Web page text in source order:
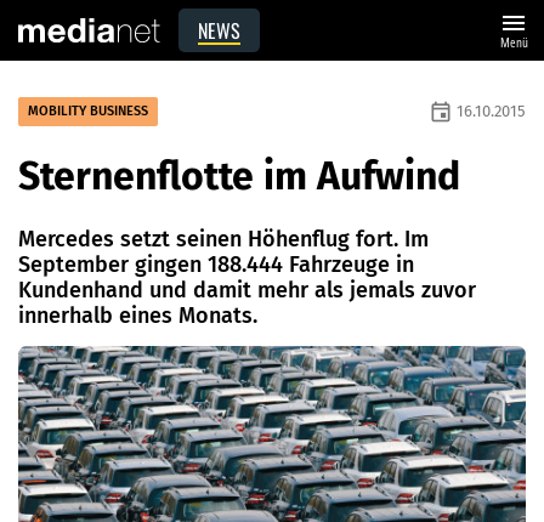
NEWS menu
Menü
MOBILITY BUSINESS event 16.10.2015
Sternenflotte im Aufwind
Mercedes setzt seinen Höhenflug fort. Im
September gingen 188.444 Fahrzeuge in
Kundenhand und damit mehr als jemals zuvor
innerhalb eines Monats.